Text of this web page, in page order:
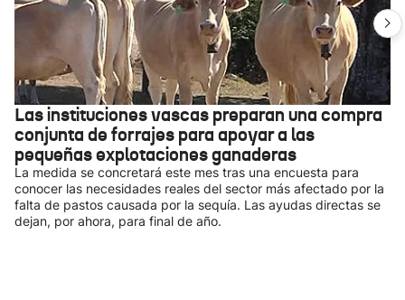
Las instituciones vascas preparan una compra
conjunta de forrajes para apoyar a las
pequeñas explotaciones ganaderas
La medida se concretará este mes tras una encuesta para
conocer las necesidades reales del sector más afectado por la
falta de pastos causada por la sequía. Las ayudas directas se
dejan, por ahora, para final de año.